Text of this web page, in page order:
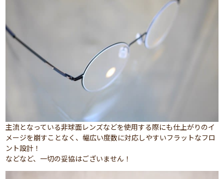
主流となっている非球面レンズなどを使用する際にも仕上がりのイ
メージを崩すことなく、幅広い度数に対応しやすいフラットなフロ
ント設計！
などなど、一切の妥協はございません！